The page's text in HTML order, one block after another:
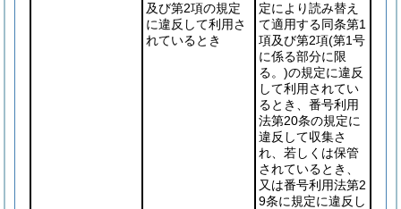
及び第2項の規定
に違反して利用さ
れているとき
定により読み替え
て適用する同条第1
項及び第2項(第1号
に係る部分に限
る。)の規定に違反
して利用されてい
るとき、番号利用
法第20条の規定に
違反して収集さ
れ、若しくは保管
されているとき、
又は番号利用法第2
9条に規定に違反し